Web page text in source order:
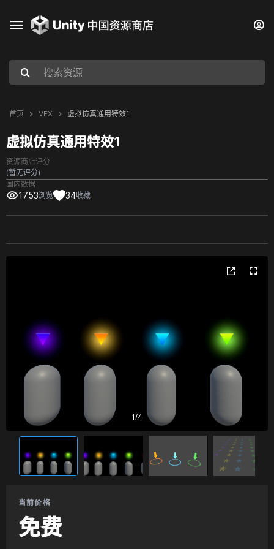
首页 VFX 虚拟仿真通用特效1
虚拟仿真通用特效1
资源商店评分
(暂无评分)
国内数据
1753浏览 34收藏
1/4
当前价格
免费